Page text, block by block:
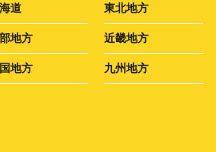
道 東北地方
地方 近畿地方
地方 九州地方